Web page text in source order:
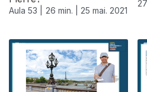
Aula 53 | 26 min. | 25 mai. 2021